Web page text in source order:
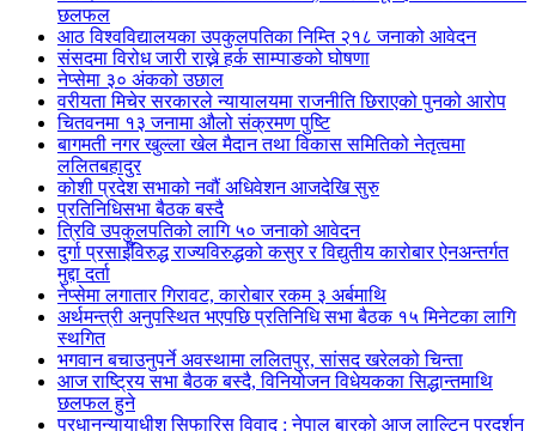
छलफल
आठ विश्वविद्यालयका उपकुलपतिका निम्ति २१८ जनाको आवेदन
संसदमा विरोध जारी राख्ने हर्क साम्पाङको घोषणा
नेप्सेमा ३० अंकको उछाल
वरीयता मिचेर सरकारले न्यायालयमा राजनीति छिराएको पुनको आरोप
चितवनमा १३ जनामा औलो संक्रमण पुष्टि
बागमती नगर खुल्ला खेल मैदान तथा विकास समितिको नेतृत्वमा
ललितबहादुर
कोशी प्रदेश सभाको नवौं अधिवेशन आजदेखि सुरु
प्रतिनिधिसभा बैठक बस्दै
त्रिवि उपकुलपतिको लागि ५० जनाको आवेदन
दुर्गा प्रसाईँविरुद्ध राज्यविरुद्धको कसुर र विद्युतीय कारोबार ऐनअन्तर्गत
मुद्दा दर्ता
नेप्सेमा लगातार गिरावट, कारोबार रकम ३ अर्बमाथि
अर्थमन्त्री अनुपस्थित भएपछि प्रतिनिधि सभा बैठक १५ मिनेटका लागि
स्थगित
भगवान बचाउनुपर्ने अवस्थामा ललितपुर, सांसद खरेलको चिन्ता
आज राष्ट्रिय सभा बैठक बस्दै, विनियोजन विधेयकका सिद्धान्तमाथि
छलफल हुने
प्रधानन्यायाधीश सिफारिस विवाद : नेपाल बारको आज लाल्टिन प्रदर्शन